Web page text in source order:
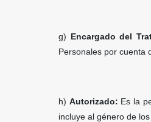
g) Encargado del
Personales por cuenta
h) Autorizado: Es la
incluye al género de los